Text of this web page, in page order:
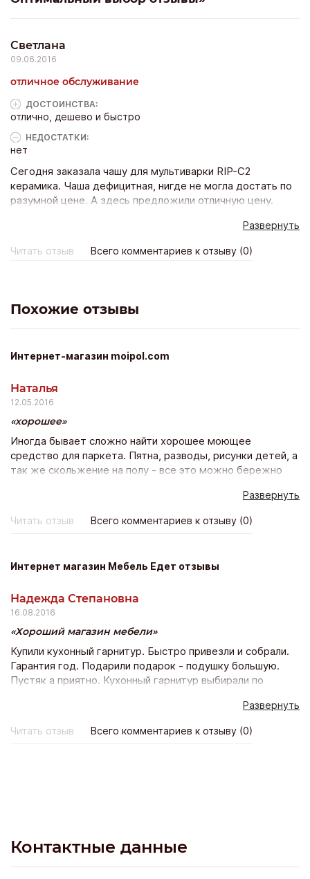
Светлана
09.06.2016
отличное обслуживание
ДОСТОИНCТВА:
отлично, дешево и быстро
НЕДОСТАТКИ:
нет
Сегодня заказала чашу для мультиварки RIP-C2
керамика. Чаша дефицитная, нигде не могла достать по
разумной цене. А здесь предложили отличную цену.
бесплатно забрала в пункте самовывоза СПБ, ул
Б.Конюшенная дом 25. Спасибо компании за быстрое
обслуживание и за выгодную цену. Буду обращаться
Развернуть
Читать отзыв Всего комментариев к отзыву (0)
Похожие отзывы
Интернет-магазин moipol.com
Наталья
12.05.2016
хорошее
Иногда бывает сложно найти хорошее моющее
средство для паркета. Пятна, разводы, рисунки детей, а
так же скольжение на полу - все это можно бережно
средствами. Средства BergerSeidle - это экологически
чистые продукты, которые бережно отмоют любую
грязь. Так же на сайте , можно легко и быстро выбрать
полами!
Развернуть
Читать отзыв Всего комментариев к отзыву (0)
Интернет магазин Мебель Едет отзывы
Надежда Степановна
16.08.2016
Хороший магазин мебели
Купили кухонный гарнитур. Быстро привезли и собрали.
Гарантия год. Подарили подарок - подушку большую.
Пустяк а приятно. Кухонный гарнитур выбирали по
МЕБЕЛЬ ЕДЕТ. Как рассказали так и получилось. Все
совпало. Мы только рулеткой померяли расстояние на
кухне от стены до стены и от пола до потолка и все.
Развернуть
Читать отзыв Всего комментариев к отзыву (0)
Контактные данные